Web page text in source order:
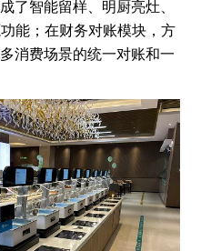
了智能留样、明厨亮灶、
能；在财务对账模块，方
消费场景的统一对账和一